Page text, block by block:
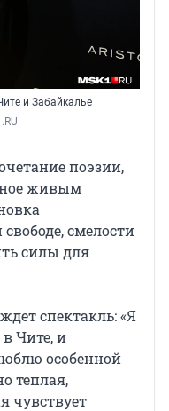
и Забайкалье
поэзии,
живым
смелости
силы для
спектакль: «Я
Чите, и
особенной
теплая,
чувствует